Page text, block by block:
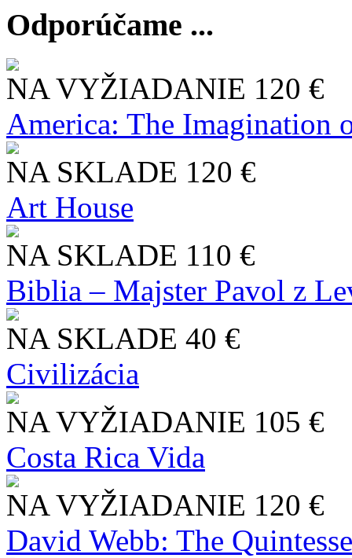
Odporúčame ...
NA VYŽIADANIE 120 €
America: The Imagination
NA SKLADE 120 €
Art House
NA SKLADE 110 €
Biblia – Majster Pavol z
NA SKLADE 40 €
Civilizácia
NA VYŽIADANIE 105 €
Costa Rica Vida
NA VYŽIADANIE 120 €
David Webb: The